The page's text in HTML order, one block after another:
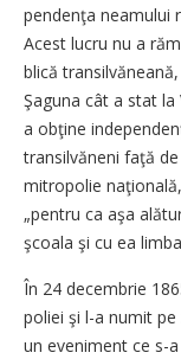
pen­denţa neamului
Acest lucru nu a
blică
Şaguna cât a stat
a obţine
transilvăneni faţă
mitropolie
„pen­tru ca aşa
şcoala şi cu ea
În 24 decembrie
poliei şi l-a numit
un eveniment ce s-